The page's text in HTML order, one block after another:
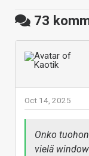
73
Oct 14, 2025
Onko
vielä